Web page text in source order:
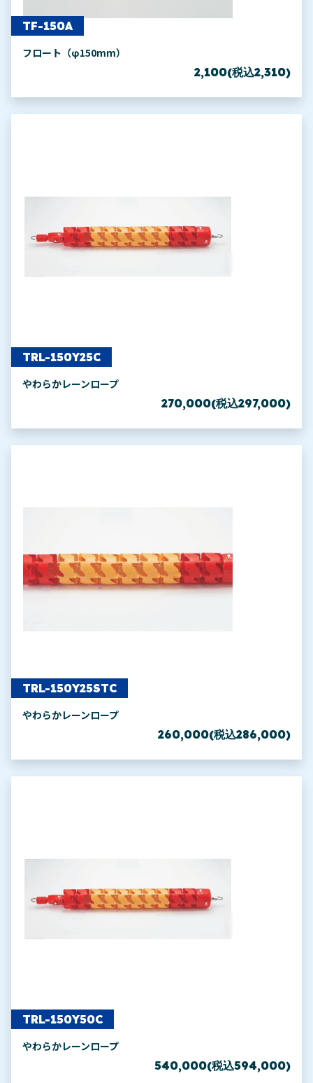
TF-150A
フロート（φ150mm）
2,100(税込2,310)
TRL-150Y25C
やわらかレーンロープ
270,000(税込297,000)
TRL-150Y25STC
やわらかレーンロープ
260,000(税込286,000)
TRL-150Y50C
やわらかレーンロープ
540,000(税込594,000)